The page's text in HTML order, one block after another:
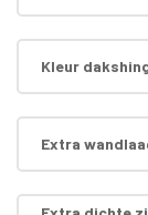
Kleur
Extra